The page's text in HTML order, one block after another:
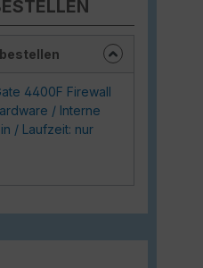
4400F Firewall
/ Interne
/ Laufzeit: nur